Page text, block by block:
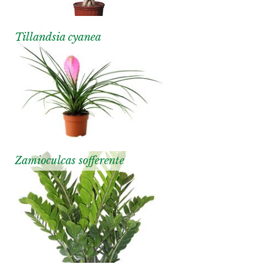
Tillandsia cyanea
Zamioculcas sofferente